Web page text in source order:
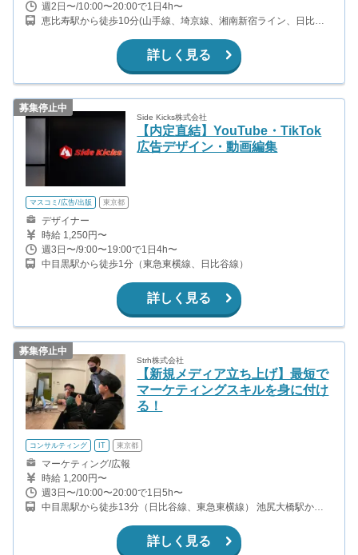
週2日〜/10:00〜20:00で1日4h〜
恵比寿駅から徒歩10分(山手線、埼京線、湘南新宿ライン、日比谷
詳しく見る
募集停止中
Side Kicks株式会社
【内定直結】YouTube・TikTok
広告デザイン・動画編集
マスコミ/広告/出版 東京都
デザイナー
時給 1,250円〜
週3日〜/9:00〜19:00で1日4h〜
中目黒駅から徒歩1分（東急東横線、日比谷線）
詳しく見る
募集停止中
Strh株式会社
【新規メディア立ち上げ】最短で
マーケティングスキルを身に付け
る！
コンサルティング IT 東京都
マーケティング/広報
時給 1,200円〜
週3日〜/10:00〜20:00で1日5h〜
中目黒駅から徒歩13分（日比谷線、東急東横線） 池尻大橋駅から
詳しく見る